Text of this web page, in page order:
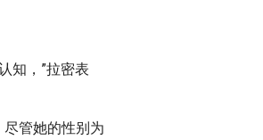
知，”拉密表
尽管她的性别为